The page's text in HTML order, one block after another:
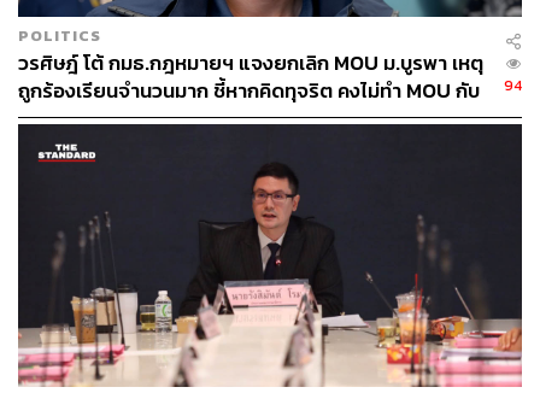
POLITICS
วรศิษฎ์ โต้ กมธ.กฎหมายฯ แจงยกเลิก MOU ม.บูรพา เหตุ
ถูกร้องเรียนจำนวนมาก ชี้หากคิดทุจริต คงไม่ทำ MOU กับ
5 หน่วยงาน
94